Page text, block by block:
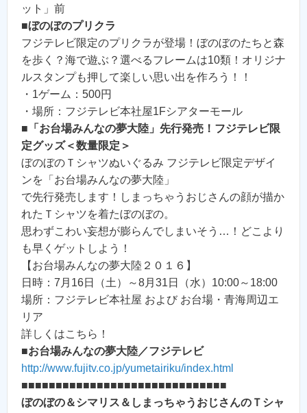
ット」前
■ぼのぼのプリクラ
フジテレビ限定のプリクラが登場！ぼのぼのたちと森
を歩く？海で遊ぶ？選べるフレームは10類！オリジナ
ルスタンプも押して楽しい思い出を作ろう！！
・1ゲーム：500円
・場所：フジテレビ本社屋1Fシアターモール
■ 「お台場みんなの夢大陸」先行発売！フジテレビ限
定グッズ＜数量限定＞
ぼのぼのＴシャツぬいぐるみ フジテレビ限定デザイ
ンを「お台場みんなの夢大陸」
で先行発売します！しまっちゃうおじさんの顔が描か
れたＴシャツを着たぼのぼの。
思わずこわい妄想が膨らんでしまいそう…！どこより
も早くゲットしよう！
【お台場みんなの夢大陸２０１６】
日時：7月16日（土）～8月31日（水）10:00～18:00
場所：フジテレビ本社屋 および お台場・青海周辺エ
リア
詳しくはこちら！
■お台場みんなの夢大陸／フジテレビ
http://www.fujitv.co.jp/yumetairiku/index.html
■■■■■■■■■■■■■■■■■■■■■■■■■■■■■■
ぼのぼの＆シマリス＆しまっちゃうおじさんのＴシャ